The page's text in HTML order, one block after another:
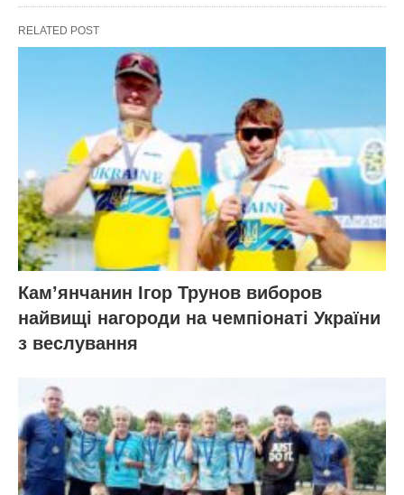
RELATED POST
Кам’янчанин Ігор Трунов виборов
найвищі нагороди на чемпіонаті України
з веслування